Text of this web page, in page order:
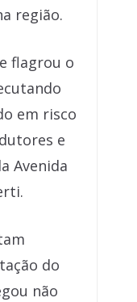
região.
flagrou o
em risco
e
Avenida
do
não